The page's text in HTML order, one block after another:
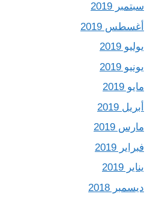
سبتمبر 2019
أغسطس 2019
يوليو 2019
يونيو 2019
مايو 2019
أبريل 2019
مارس 2019
فبراير 2019
يناير 2019
ديسمبر 2018